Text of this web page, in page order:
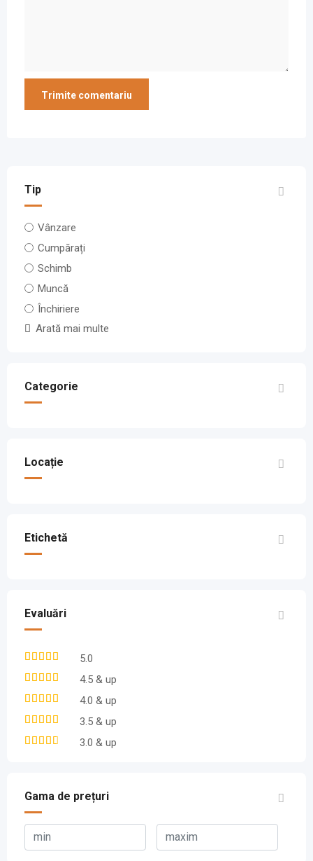
Tip
Vânzare
Cumpărați
Schimb
Muncă
Închiriere
Arată mai multe
Categorie
Locație
Etichetă
Evaluări
5.0
4.5 & up
4.0 & up
3.5 & up
3.0 & up
Gama de prețuri